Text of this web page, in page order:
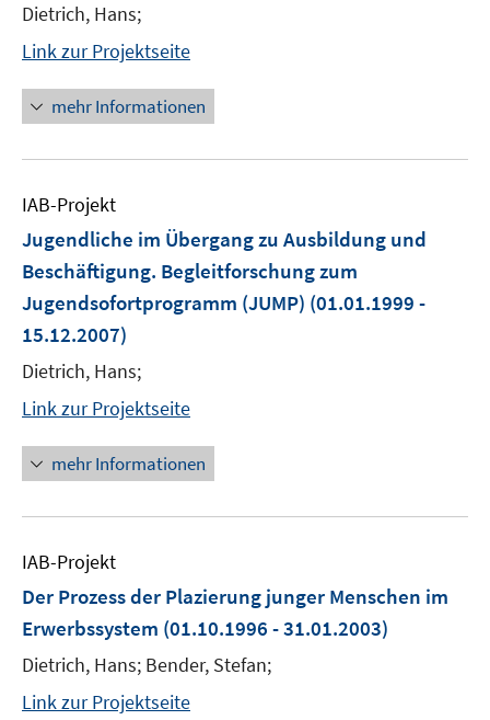
Dietrich, Hans;
Link zur Projektseite
mehr Informationen
IAB-Projekt
Jugendliche im Übergang zu Ausbildung und
Beschäftigung. Begleitforschung zum
Jugendsofortprogramm (JUMP) (01.01.1999 -
15.12.2007)
Dietrich, Hans;
Link zur Projektseite
mehr Informationen
IAB-Projekt
Der Prozess der Plazierung junger Menschen im
Erwerbssystem (01.10.1996 - 31.01.2003)
Dietrich, Hans; Bender, Stefan;
Link zur Projektseite